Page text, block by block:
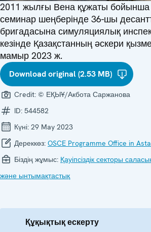
2011 жылғы Вена құжаты бойынша
семинар шеңберінде 36-шы
бригадасына симуляциялық
кезінде Қазақстанның әскери
мамыр 2023 ж.
Download original (2.53 MB)
Credit: © ЕҚЫҰ/Акбота Саржанова
ID: 544582
Күні: 29 May 2023
Дереккөз: OSCE Programme Office in
Біздің жұмыс: Қауіпсіздік секторы
және ынтымақтастық
Құқықтық ескерту